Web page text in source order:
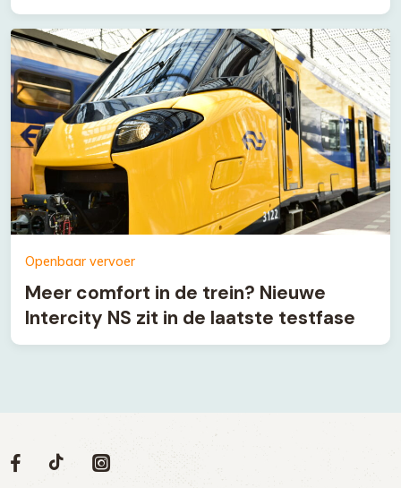
Openbaar vervoer
Meer comfort in de trein? Nieuwe
Intercity NS zit in de laatste testfase
Volg
Social
Volg
Volg
Volg